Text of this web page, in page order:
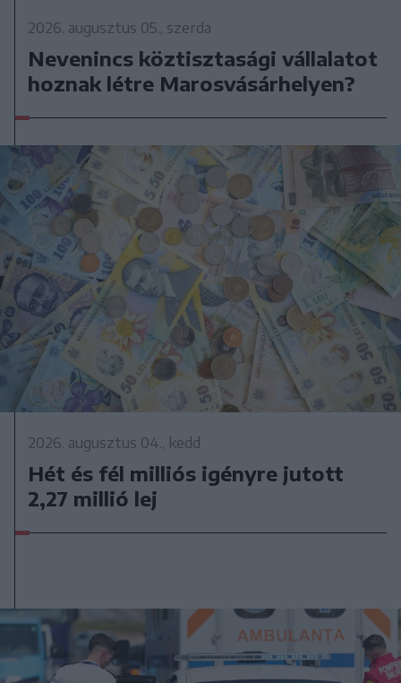
2026. augusztus 05., szerda
Nevenincs köztisztasági vállalatot
hoznak létre Marosvásárhelyen?
2026. augusztus 04., kedd
Hét és fél milliós igényre jutott
2,27 millió lej